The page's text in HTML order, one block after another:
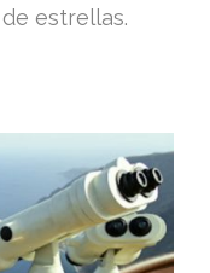
estrellas.